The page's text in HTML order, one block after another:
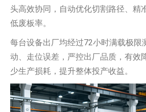
头高效协同，自动优化切割路径、精
低废板率。
每台设备出厂均经过72小时满载极限
动、走位误差，严控出厂品质，有效
少生产损耗，提升整体投产收益。